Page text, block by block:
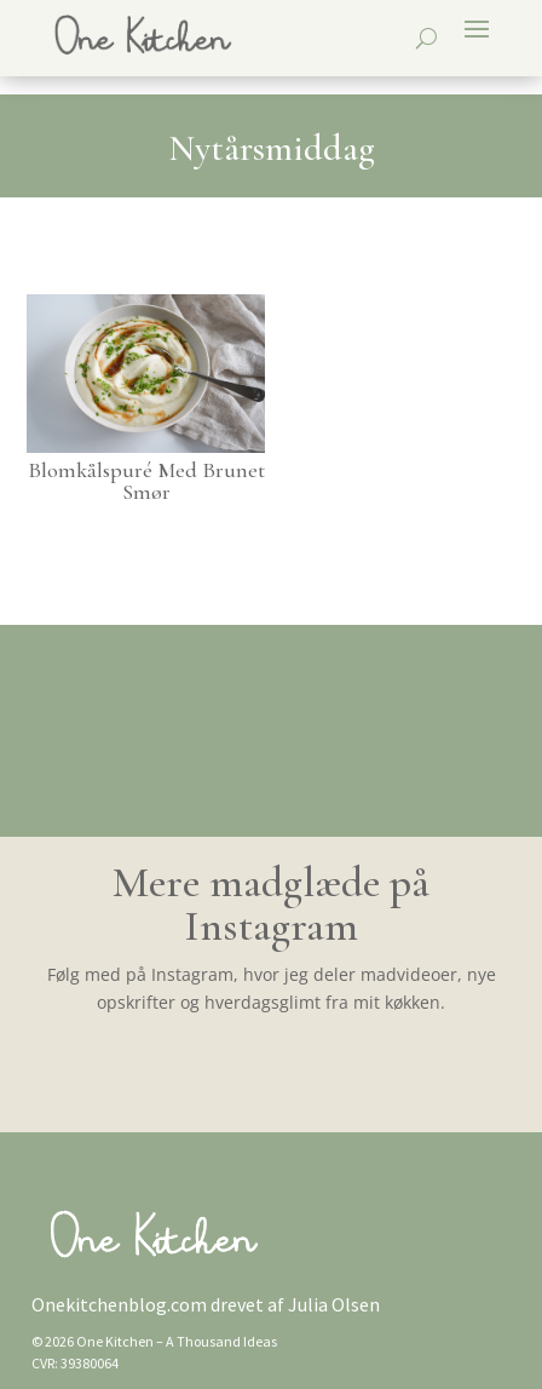
Nytårsmiddag
Blomkålspuré Med Brunet
Smør
Mere madglæde på
Instagram
Følg med på Instagram, hvor jeg deler madvideoer, nye
opskrifter og hverdagsglimt fra mit køkken.
Onekitchenblog.com drevet af Julia Olsen
© 2026 One Kitchen – A Thousand Ideas
CVR: 39380064